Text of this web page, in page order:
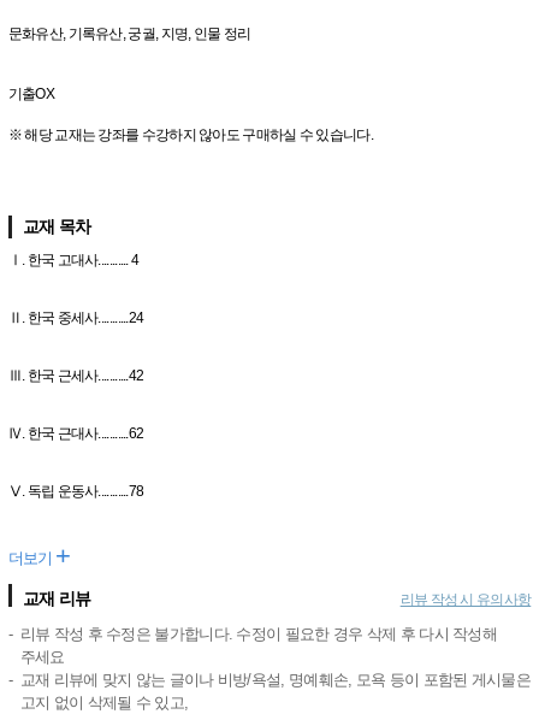
문화유산, 기록유산, 궁궐, 지명, 인물 정리
기출OX
※ 해당 교재는 강좌를 수강하지 않아도 구매하실 수 있습니다.
교재 목차
Ⅰ. 한국 고대사........... 4
Ⅱ. 한국 중세사...........24
Ⅲ. 한국 근세사...........42
Ⅳ. 한국 근대사...........62
Ⅴ. 독립 운동사...........78
더보기 +
교재 리뷰 리뷰 작성 시 유의사항
리뷰 작성 후 수정은 불가합니다. 수정이 필요한 경우 삭제 후 다시 작성해
주세요
교재 리뷰에 맞지 않는 글이나 비방/욕설, 명예훼손, 모욕 등이 포함된 게시물은
고지 없이 삭제될 수 있고,